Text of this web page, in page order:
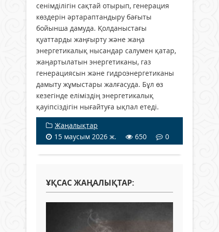
сенімділігін сақтай отырып, генерация
көздерін әртараптандыру бағыты
бойынша дамуда. Қолданыстағы
қуаттарды жаңғырту және жаңа
энергетикалық нысандар салумен қатар,
жаңартылатын энергетиканы, газ
генерациясын және гидроэнергетиканы
дамыту жұмыстары жалғасуда. Бұл өз
кезегінде еліміздің энергетикалық
қауіпсіздігін нығайтуға ықпал етеді.
Жаңалықтар
15 маусым 2026 ж.
650 0
ҰҚСАС ЖАҢАЛЫҚТАР: